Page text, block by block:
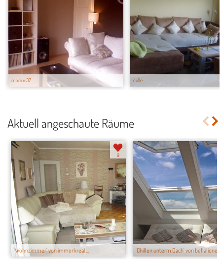
marion37 colle
Aktuell angeschaute Räume
'Wohnzimmer' von immerkreat...
9
'Chillen unterm Dach' von bellalione...